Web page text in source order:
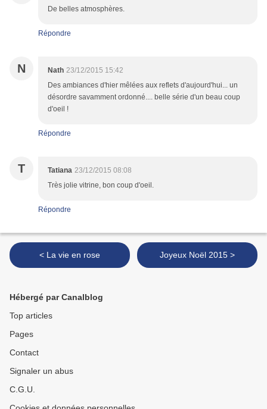
De belles atmosphères.
Répondre
N Nath 23/12/2015 15:42
Des ambiances d'hier mêlées aux reflets d'aujourd'hui... un
désordre savamment ordonné.... belle série d'un beau coup
d'oeil !
Répondre
T Tatiana 23/12/2015 08:08
Très jolie vitrine, bon coup d'oeil.
Répondre
< La vie en rose Joyeux Noël 2015 >
Hébergé par Canalblog
Top articles
Pages
Contact
Signaler un abus
C.G.U.